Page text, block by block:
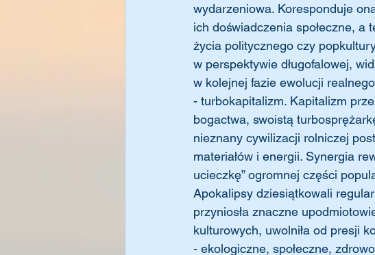
wydarzeniowa. Koresponduje
ich doświadczenia społeczne, a
życia politycznego czy
w perspektywie długofalowej,
w kolejnej fazie ewolucji
- turbokapitalizm. Kapitalizm
bogactwa, swoistą
nieznany cywilizacji rolniczej
materiałów i energii. Synergia
ucieczkę” ogromnej części
Apokalipsy dziesiątkowali
przyniosła znaczne
kulturowych, uwolniła od presji
- ekologiczne, społeczne,